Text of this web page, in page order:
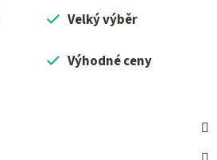
Velký výběr
Výhodné ceny